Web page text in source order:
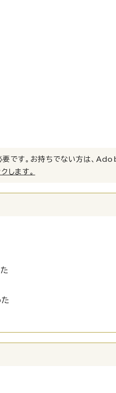
です。お持ちでない方は、
します。